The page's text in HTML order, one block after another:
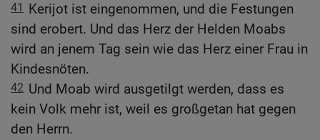
41
Kerijot ist eingenommen, und die Festungen
sind erobert. Und das Herz der Helden Moabs
wird an jenem Tag sein wie das Herz einer Frau in
Kindesnöten.
42 Und Moab wird ausgetilgt werden, dass es
kein Volk mehr ist, weil es großgetan hat gegen
den Herrn.